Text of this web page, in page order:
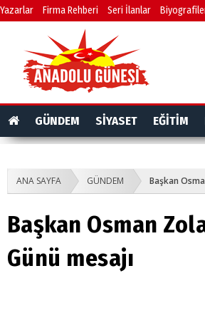
Yazarlar Firma Rehberi Seri İlanlar
GÜNDEM SİYASET EĞİTİM
ANA SAYFA GÜNDEM Başkan
Başkan Osman
Günü mesajı